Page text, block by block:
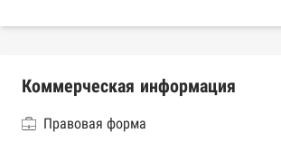
Коммерческая информация
Правовая форма